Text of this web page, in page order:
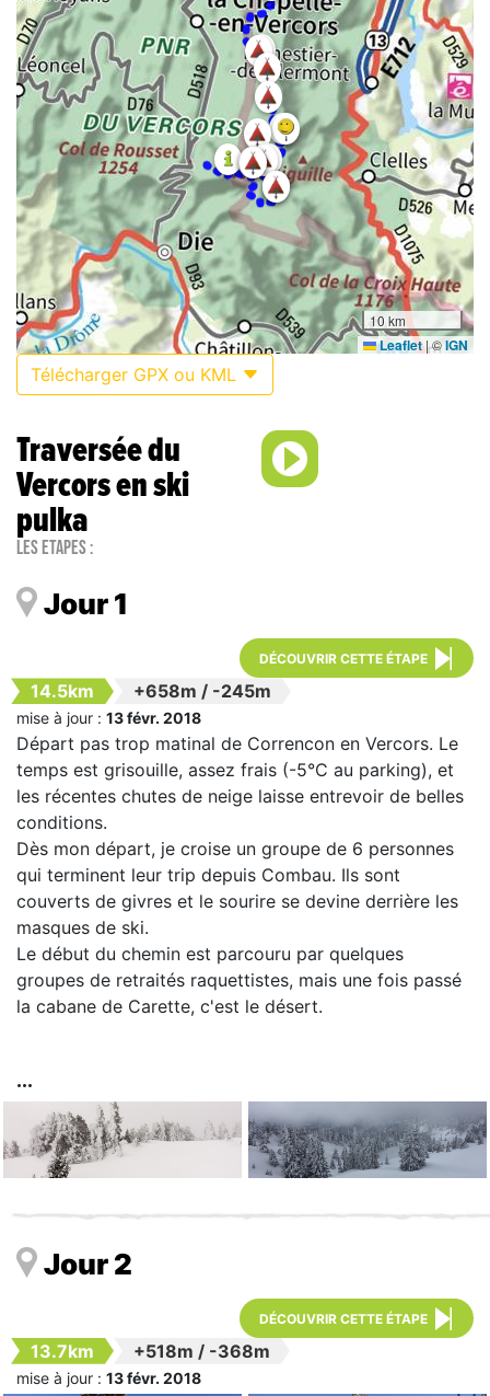
10 km
Leaflet |©IGN
Télécharger GPX ou KML
Traversée du
Vercors en ski
pulka
Les étapes :
Jour 1
DÉCOUVRIR CETTE ÉTAPE
14.5km +658m / -245m
mise à jour : 13 févr. 2018
Départ pas trop matinal de Correncon en Vercors. Le
temps est grisouille, assez frais (-5°C au parking), et
les récentes chutes de neige laisse entrevoir de belles
conditions.
Dès mon départ, je croise un groupe de 6 personnes
qui terminent leur trip depuis Combau. Ils sont
couverts de givres et le sourire se devine derrière les
masques de ski.
Le début du chemin est parcouru par quelques
groupes de retraités raquettistes, mais une fois passé
la cabane de Carette, c'est le désert.
Jour 2
DÉCOUVRIR CETTE ÉTAPE
13.7km +518m / -368m
mise à jour : 13 févr. 2018